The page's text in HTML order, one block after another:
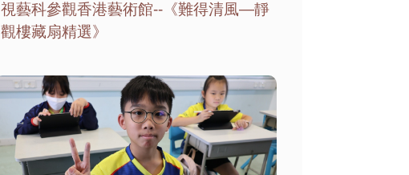
視藝科參觀香港藝術館--《難得清風—靜
觀樓藏扇精選》